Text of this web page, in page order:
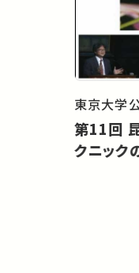
東京大学
第11回 昆虫の擬態：だましのテ
クニック